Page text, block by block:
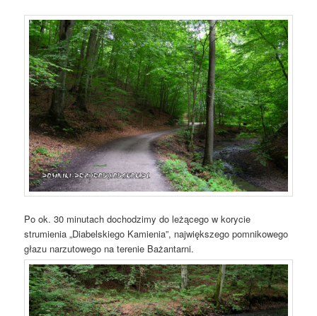
Po ok. 30 minutach dochodzimy do leżącego w korycie
strumienia „Diabelskiego Kamienia”, największego pomnikowego
głazu narzutowego na terenie Bażantarni.